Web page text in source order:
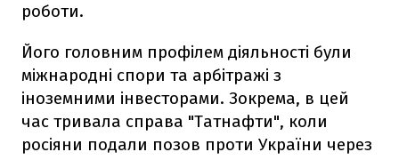
роботи.
Його головним профілем діяльності були
міжнародні спори та арбітражі з
іноземними інвесторами. Зокрема, в цей
час тривала справа "Татнафти", коли
росіяни подали позов проти України через